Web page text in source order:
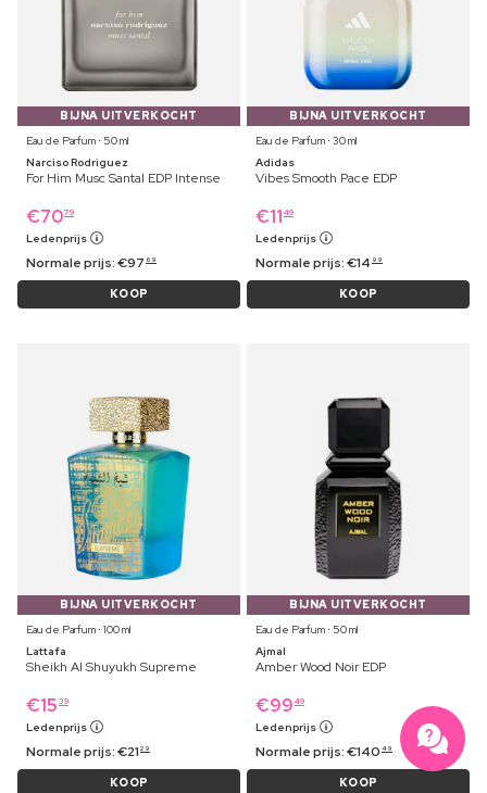
BIJNA UITVERKOCHT
Eau de Parfum ⋅ 50 ml
Narciso Rodriguez
For Him Musc Santal EDP Intense
€7079
Ledenprijs
Normale prijs:€97 69
KOOP
BIJNA UITVERKOCHT
Eau de Parfum ⋅ 30 ml
Adidas
Vibes Smooth Pace EDP
€11 49
Ledenprijs
Normale prijs:€14 99
KOOP
BIJNA UITVERKOCHT
Eau de Parfum ⋅ 100 ml
Lattafa
Sheikh Al Shuyukh Supreme
€15 39
Ledenprijs
Normale prijs:€21 29
KOOP
BIJNA UITVERKOCHT
Eau de Parfum ⋅ 50 ml
Ajmal
Amber Wood Noir EDP
€99 49
Ledenprijs
Normale prijs:€140 49
KOOP